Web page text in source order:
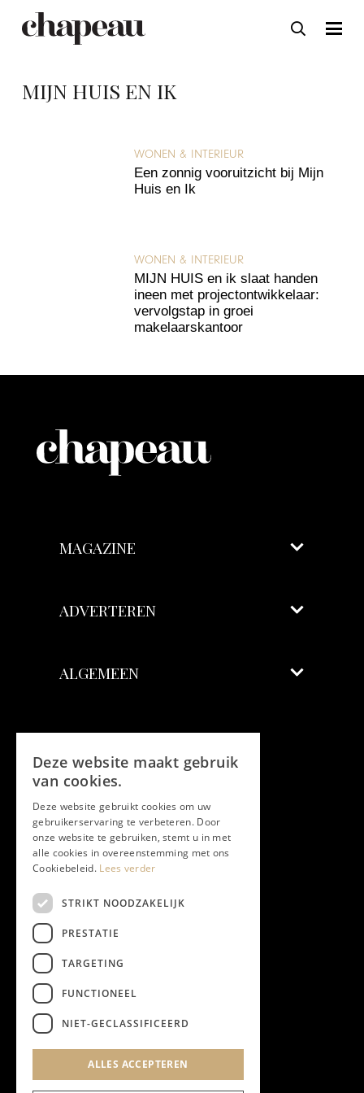
MIJN HUIS EN IK
WONEN & INTERIEUR
Een zonnig vooruitzicht bij Mijn
Huis en Ik
WONEN & INTERIEUR
MIJN HUIS en ik slaat handen
ineen met projectontwikkelaar:
vervolgstap in groei
makelaarskantoor
MAGAZINE
ADVERTEREN
ALGEMEEN
Facebook
Twitter
Instagram
YouTube
NIEUWSBRIEF
Privacyverklaring
Deze website maakt gebruik
van cookies.
Deze website gebruikt cookies om uw
gebruikerservaring te verbeteren. Door
onze website te gebruiken, stemt u in met
alle cookies in overeenstemming met ons
Cookiebeleid. Lees verder
STRIKT NOODZAKELIJK
PRESTATIE
TARGETING
FUNCTIONEEL
NIET-GECLASSIFICEERD
ALLES ACCEPTEREN